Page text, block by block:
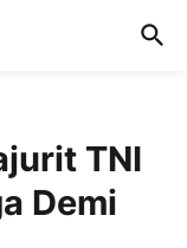
TNI
Demi